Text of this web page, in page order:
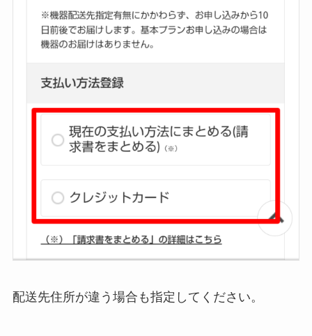
配送先住所が違う場合も指定してください。